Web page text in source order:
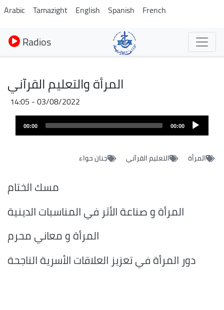
Aller
au
contenu
principal
Arabic Tamazight English Spanish French
Radios
المرأة والتعليم القرآني
03/08/2022 - 14:05
00:00
00:00
المرأة التعليم القرآني جنان حواء
مسك الختام
المرأة و صناعة الأثر في المناسبات الدينية
المرأة و معاني محرم
دور المرأة في تعزيز العلاقات الأسرية الناجحة